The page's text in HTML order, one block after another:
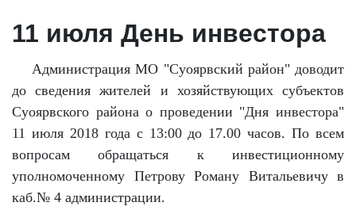
11 июля День инвестора
Администрация МО "Суоярвский район" доводит
до сведения жителей и хозяйствующих субъектов
Суоярвского района о проведении "Дня инвестора"
11 июля 2018 года с 13:00 до 17.00 часов. По всем
вопросам обращаться к инвестиционному
уполномоченному Петрову Роману Витальевичу в
каб.№ 4 администрации.